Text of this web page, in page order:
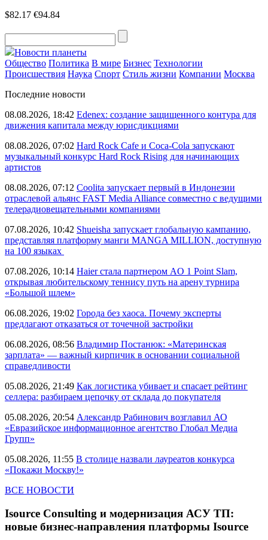
$82.17 €94.84
Новости планеты
Общество Политика В мире Бизнес Технологии
Происшествия Наука Спорт Стиль жизни Компании Москва
Последние новости
08.08.2026, 18:42 Edenex: создание защищенного контура для
движения капитала между юрисдикциями
08.08.2026, 07:02 Hard Rock Cafe и Coca-Cola запускают
музыкальный конкурс Hard Rock Rising для начинающих
артистов
08.08.2026, 07:12 Coolita запускает первый в Индонезии
отраслевой альянс FAST Media Alliance совместно с ведущими
телерадиовещательными компаниями
07.08.2026, 10:42 Shueisha запускает глобальную кампанию,
представляя платформу манги MANGA MILLION, доступную
на 100 языках
07.08.2026, 10:14 Haier стала партнером AO 1 Point Slam,
открывая любительскому теннису путь на арену турнира
«Большой шлем»
06.08.2026, 19:02 Города без хаоса. Почему эксперты
предлагают отказаться от точечной застройки
06.08.2026, 08:56 Владимир Постанюк: «Материнская
зарплата» — важный кирпичик в основании социальной
справедливости
05.08.2026, 21:49 Как логистика убивает и спасает рейтинг
селлера: разбираем цепочку от склада до покупателя
05.08.2026, 20:54 Александр Рабинович возглавил АО
«Евразийское информационное агентство Глобал Медиа
Групп»
05.08.2026, 11:55 В столице назвали лауреатов конкурса
«Покажи Москву!»
ВСЕ НОВОСТИ
Isource Consulting и модернизация АСУ ТП:
новые бизнес-направления платформы Isource